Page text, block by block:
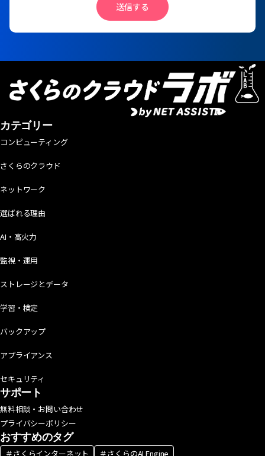
送信する
カテゴリー
コンピューティング
さくらのクラウド
ネットワーク
選ばれる理由
AI・高火力
監視・運用
ストレージとデータ
学習・検定
バックアップ
アプライアンス
セキュリティ
サポート
無料相談・お問い合わせ
プライバシーポリシー
おすすめのタグ
＃さくらインターネット ＃さくらのAI Engine